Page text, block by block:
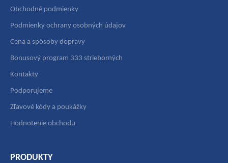
Obchodné podmienky
Podmienky ochrany osobných údajov
Cena a spôsoby dopravy
Bonusový program 333 strieborných
Kontakty
Podporujeme
Zľavové kódy a poukážky
Hodnotenie obchodu
PRODUKTY